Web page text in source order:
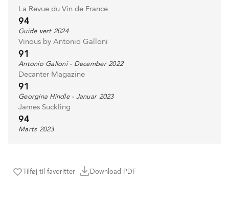
Tilføj til favoritter Download PDF
La Revue du Vin de France
94
Guide vert 2024
Vinous by Antonio Galloni
91
Antonio Galloni - December 2022
Decanter Magazine
91
Georgina Hindle - Januar 2023
James Suckling
94
Marts 2023